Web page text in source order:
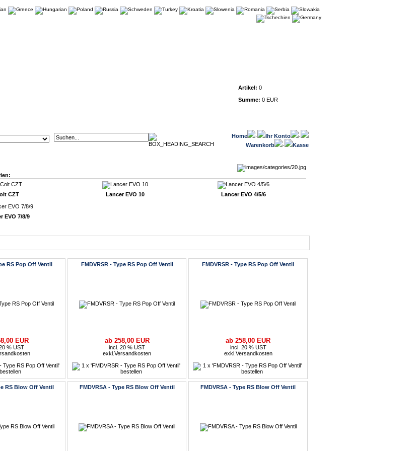
Artikel: 0
Summe: 0 EUR
Home · Ihr Konto
·
Warenkorb
· Kasse
CZT Lancer EVO 10 Lancer EVO 4/5/6
EVO 7/8/9
RS Pop Off Ventil
EUR
% UST
FMDVRSR - Type RS Pop Off Ventil
ab 258,00 EUR
incl. 20 % UST
exkl. Versandkosten
FMDVRSR - Type RS Pop Off Ventil
ab 258,00 EUR
incl. 20 % UST
exkl. Versandkosten
RS Blow Off Ventil FMDVRSA - Type RS Blow Off Ventil FMDVRSA - Type RS Blow Off Ventil